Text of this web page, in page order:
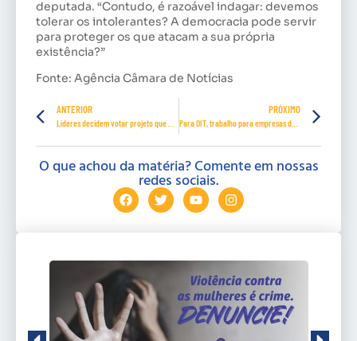
deputada. “Contudo, é razoável indagar: devemos
tolerar os intolerantes? A democracia pode servir
para proteger os que atacam a sua própria
existência?”
Fonte: Agência Câmara de Notícias
ANTERIOR PRÓXIMO
Para OIT, trabalho para empresas de aplicativos exige regulamentação e negociação coletiva
O que achou da matéria? Comente em nossas
redes sociais.